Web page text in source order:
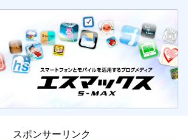
スポンサーリンク